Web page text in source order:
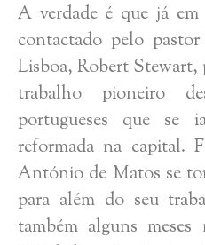
A verdade é que já
contactado pelo
Lisboa, Robert Stewart,
trabalho pioneiro
portugueses que se
reformada na capital.
António de Matos se
para além do seu
também alguns